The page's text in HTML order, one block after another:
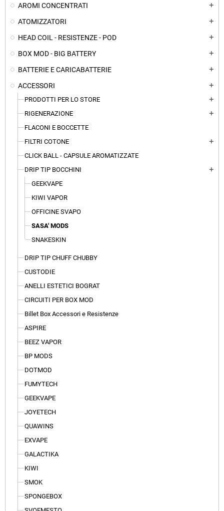
AROMI CONCENTRATI add
ATOMIZZATORI add
HEAD COIL - RESISTENZE - POD add
BOX MOD - BIG BATTERY add
BATTERIE E CARICABATTERIE add
ACCESSORI add
PRODOTTI PER LO STORE add
RIGENERAZIONE add
FLACONI E BOCCETTE
FILTRI COTONE
add
CLICK BALL - CAPSULE AROMATIZZATE
DRIP TIP BOCCHINI
add
GEEKVAPE
KIWI VAPOR
OFFICINE SVAPO
SASA' MODS
SNAKESKIN
DRIP TIP CHUFF CHUBBY
CUSTODIE
ANELLI ESTETICI BOGRAT
CIRCUITI PER BOX MOD
Billet Box Accessori e Resistenze
ASPIRE
BEEZ VAPOR
BP MODS
DOTMOD
FUMYTECH
GEEKVAPE
JOYETECH
QUAWINS
EXVAPE
GALACTIKA
KIWI
SMOK
SPONGEBOX